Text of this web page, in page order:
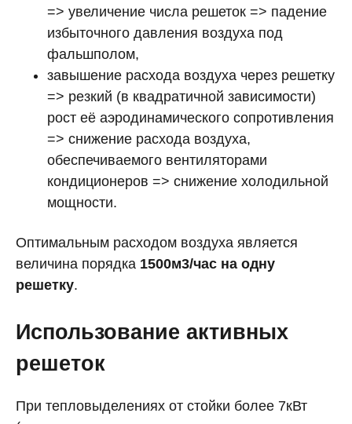
=> увеличение числа решеток => падение
избыточного давления воздуха под
фальшполом,
завышение расхода воздуха через решетку
=> резкий (в квадратичной зависимости)
рост её аэродинамического сопротивления
=> снижение расхода воздуха,
обеспечиваемого вентиляторами
кондиционеров => снижение холодильной
мощности.
Оптимальным расходом воздуха является
величина порядка 1500м3/час на одну
решетку.
Использование активных
решеток
При тепловыделениях от стойки более 7кВт